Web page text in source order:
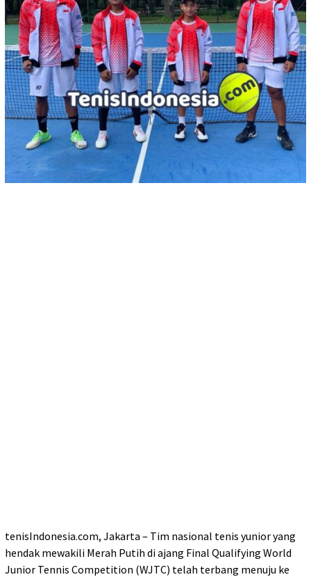
tenisIndonesia.com, Jakarta – Tim nasional tenis yunior yang
hendak mewakili Merah Putih di ajang Final Qualifying World
Junior Tennis Competition (WJTC) telah terbang menuju ke